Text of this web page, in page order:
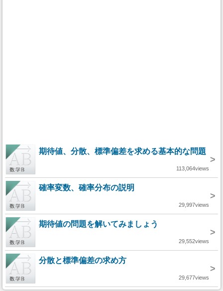
期待値、分散、標準偏差を求める基本的な問題
>
113,064views
確率変数、確率分布の説明
>
29,997views
期待値の問題を解いてみましょう
>
29,552views
分散と標準偏差の求め方
>
29,677views